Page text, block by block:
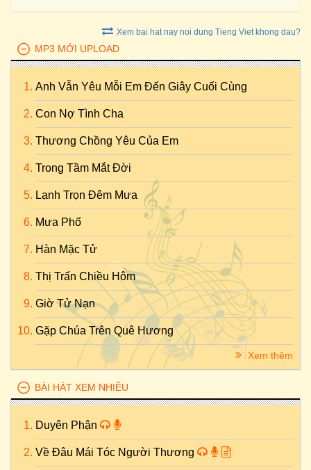
Xem bai hat nay noi dung Tieng Viet khong dau?
MP3 MỚI UPLOAD
Anh Vẫn Yêu Mỗi Em Đến Giây Cuối Cùng
Con Nợ Tình Cha
Thương Chồng Yêu Của Em
Trong Tầm Mắt Đời
Lạnh Trọn Đêm Mưa
Mưa Phố
Hàn Mặc Tử
Thị Trấn Chiều Hôm
Giờ Tử Nạn
Gặp Chúa Trên Quê Hương
Xem thêm
BÀI HÁT XEM NHIỀU
Duyên Phận
Về Đâu Mái Tóc Người Thương